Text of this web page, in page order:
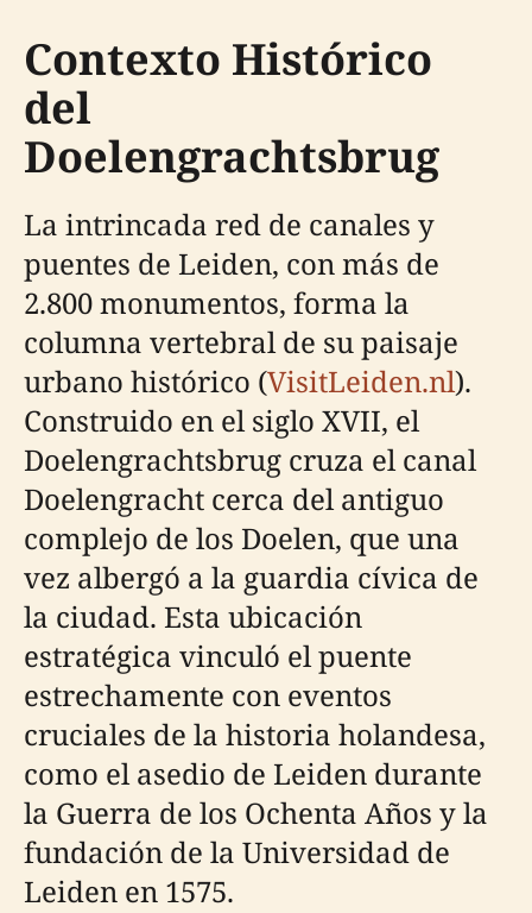
Contexto Histórico
del
Doelengrachtsbrug
La intrincada red de canales y
puentes de Leiden, con más de
2.800 monumentos, forma la
columna vertebral de su paisaje
urbano histórico (VisitLeiden.nl).
Construido en el siglo XVII, el
Doelengrachtsbrug cruza el canal
Doelengracht cerca del antiguo
complejo de los Doelen, que una
vez albergó a la guardia cívica de
la ciudad. Esta ubicación
estratégica vinculó el puente
estrechamente con eventos
cruciales de la historia holandesa,
como el asedio de Leiden durante
la Guerra de los Ochenta Años y la
fundación de la Universidad de
Leiden en 1575.